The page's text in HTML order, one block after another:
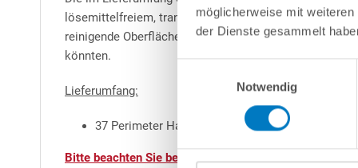
möglicherweise mit
der Dienste gesammelt
Notwendig
lösemittelfreiem, transparentem Klebeband (nicht im
reinigende Oberfläche. Zusätzlich schützt die
könnten.
Lieferumfang:
37 Perimeter Hartschaumplatten + 19 Vinylplatten
Bitte beachten Sie bei der Montage der Vinylplatten: